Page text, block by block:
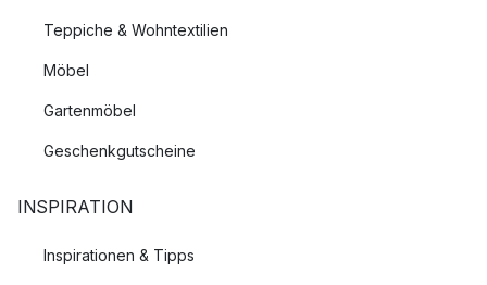
Teppiche & Wohntextilien
Möbel
Gartenmöbel
Geschenkgutscheine
INSPIRATION
Inspirationen & Tipps